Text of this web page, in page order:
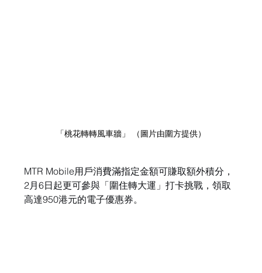
「桃花轉轉風車牆」 （圖片由圍方提供）
MTR Mobile用戶消費滿指定金額可賺取額外積分，
2月6日起更可參與「圍住轉大運」打卡挑戰，領取
高達950港元的電子優惠券。